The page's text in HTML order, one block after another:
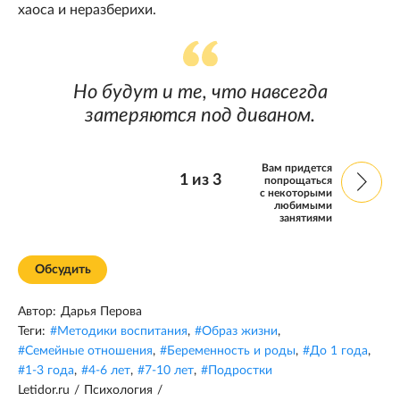
хаоса и неразберихи.
Но будут и те, что навсегда
затеряются под диваном.
1из 3
Вам придется
попрощаться
с некоторыми
любимыми
занятиями
Обсудить
Автор: Дарья Перова
Теги: #Методики воспитания, #Образ жизни,
#Семейные отношения, #Беременность и роды, #До 1 года,
#1-3 года, #4-6 лет, #7-10 лет, #Подростки
Letidor.ru / Психология /